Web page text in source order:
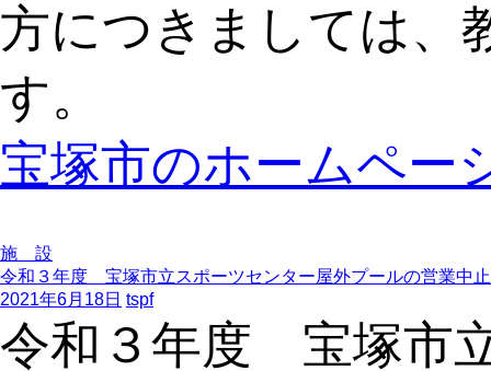
方につきましては、
す。
宝塚市のホームペー
施 設
令和３年度 宝塚市立スポーツセンター屋外プールの営業中
2021年6月18日 tspf
令和３年度 宝塚市